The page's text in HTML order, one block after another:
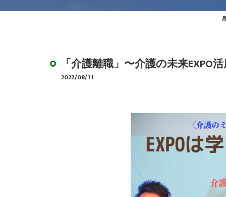
デイサービスのや
「介護離職」〜介護の未来EXPO
2022/08/11